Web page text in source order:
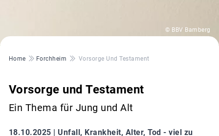
© BBV Bamberg
Pfadnavigation
Home Forchheim Vorsorge Und Testament
Vorsorge und Testament
Ein Thema für Jung und Alt
18.10.2025 | Unfall, Krankheit, Alter, Tod - viel zu